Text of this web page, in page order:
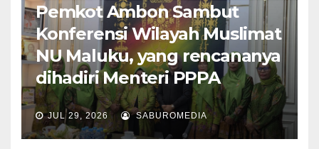
Pemkot Ambon Sambut
Konferensi Wilayah Muslimat
NU Maluku, yang rencananya
dihadiri Menteri PPPA
JUL 29, 2026 SABUROMEDIA
AMBON METRO POLITIK & PEMERINTAHAN